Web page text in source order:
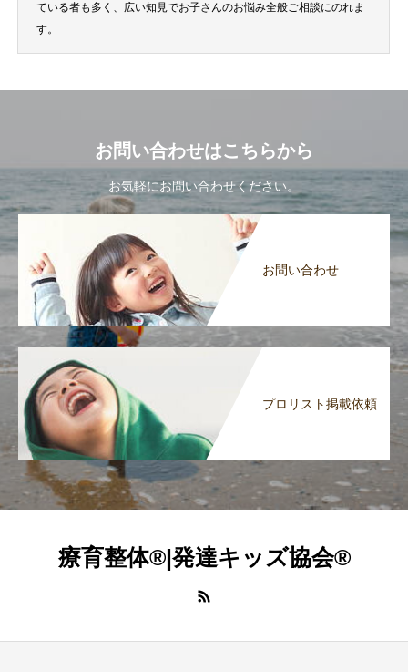
ている者も多く、広い知見でお子さんのお悩み全般ご相談にのれま
す。
お問い合わせはこちらから
お気軽にお問い合わせください。
お問い合わせ
プロリスト掲載依頼
療育整体®|発達キッズ協会®